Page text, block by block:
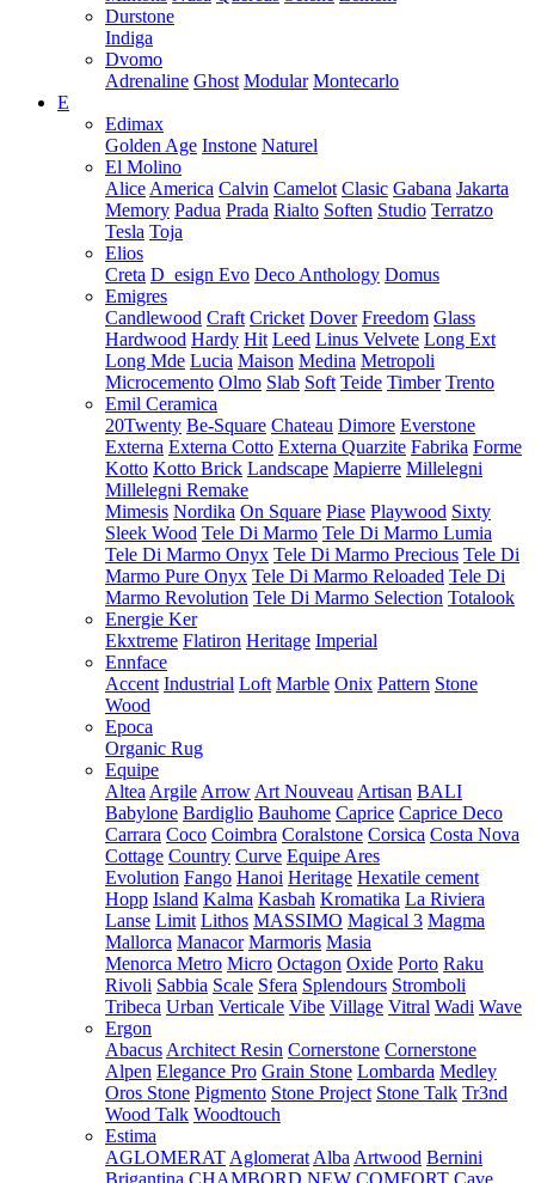
Durstone
Indiga
Dvomo
Adrenaline Ghost Modular Montecarlo
E
Edimax
Golden Age Instone Naturel
El Molino
Alice America Calvin Camelot Clasic Gabana Jakarta
Memory Padua Prada Rialto Soften Studio Terratzo
Tesla Toja
Elios
Creta D_esign Evo Deco Anthology Domus
Emigres
Candlewood Craft Cricket Dover Freedom Glass
Hardwood Hardy Hit Leed Linus Velvete Long Ext
Long Mde Lucia Maison Medina Metropoli
Microcemento Olmo Slab Soft Teide Timber Trento
Emil Ceramica
20Twenty Be-Square Chateau Dimore Everstone
Externa Externa Cotto Externa Quarzite Fabrika Forme
Kotto Kotto Brick Landscape Mapierre Millelegni
Millelegni Remake
Mimesis Nordika On Square Piase Playwood Sixty
Sleek Wood Tele Di Marmo Tele Di Marmo Lumia
Tele Di Marmo Onyx Tele Di Marmo Precious Tele Di
Marmo Pure Onyx Tele Di Marmo Reloaded Tele Di
Marmo Revolution Tele Di Marmo Selection Totalook
Energie Ker
Ekxtreme Flatiron Heritage Imperial
Ennface
Accent Industrial Loft Marble Onix Pattern Stone
Wood
Epoca
Organic Rug
Equipe
Altea Argile Arrow Art Nouveau Artisan BALI
Babylone Bardiglio Bauhome Caprice Caprice Deco
Carrara Coco Coimbra Coralstone Corsica Costa Nova
Cottage Country Curve Equipe Ares
Evolution Fango Hanoi Heritage Hexatile cement
Hopp Island Kalma Kasbah Kromatika La Riviera
Lanse Limit Lithos MASSIMO Magical 3 Magma
Mallorca Manacor Marmoris Masia
Menorca Metro Micro Octagon Oxide Porto Raku
Rivoli Sabbia Scale Sfera Splendours Stromboli
Tribeca Urban Verticale Vibe Village Vitral Wadi Wave
Ergon
Abacus Architect Resin Cornerstone Cornerstone
Alpen Elegance Pro Grain Stone Lombarda Medley
Oros Stone Pigmento Stone Project Stone Talk Tr3nd
Wood Talk Woodtouch
Estima
AGLOMERAT Aglomerat Alba Artwood Bernini